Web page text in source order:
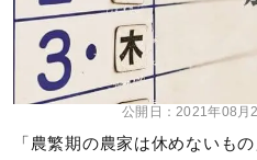
公開日：2021年08月
「農繁期の農家は休めないも